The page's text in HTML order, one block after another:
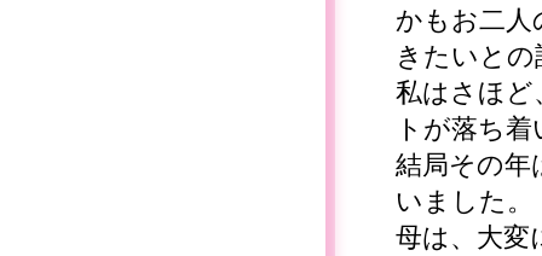
かもお二人
きたいと
私はさほ
トが落ち
結局その年
いました。
母は、大変